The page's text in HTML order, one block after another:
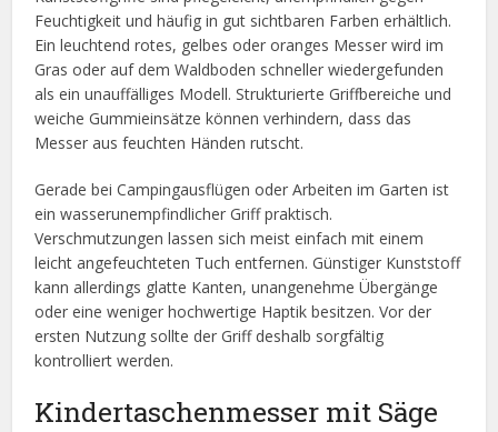
Feuchtigkeit und häufig in gut sichtbaren Farben erhältlich.
Ein leuchtend rotes, gelbes oder oranges Messer wird im
Gras oder auf dem Waldboden schneller wiedergefunden
als ein unauffälliges Modell. Strukturierte Griffbereiche und
weiche Gummieinsätze können verhindern, dass das
Messer aus feuchten Händen rutscht.
Gerade bei Campingausflügen oder Arbeiten im Garten ist
ein wasserunempfindlicher Griff praktisch.
Verschmutzungen lassen sich meist einfach mit einem
leicht angefeuchteten Tuch entfernen. Günstiger Kunststoff
kann allerdings glatte Kanten, unangenehme Übergänge
oder eine weniger hochwertige Haptik besitzen. Vor der
ersten Nutzung sollte der Griff deshalb sorgfältig
kontrolliert werden.
Kindertaschenmesser mit Säge